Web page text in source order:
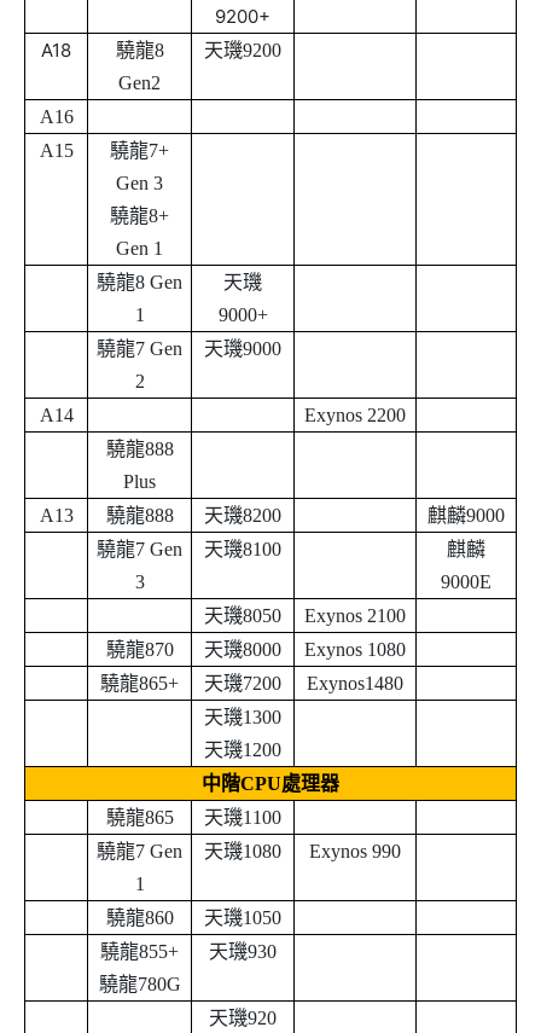
9200+
A18
驍龍8
Gen2
天璣9200
A16
A15
驍龍7+
Gen 3
驍龍8+
Gen 1
驍龍8 Gen
1
天璣
9000+
驍龍7 Gen
2
天璣9000
A14
Exynos 2200
驍龍888
Plus
A13
驍龍888 天璣8200
麒麟9000
驍龍7 Gen
3
天璣8100
麒麟
9000E
天璣8050
Exynos 2100
驍龍870
天璣8000
Exynos 1080
驍龍865+
天璣7200
Exynos1480
天璣1300
天璣1200
中階CPU處理器
驍龍865
天璣1100
驍龍7 Gen
1
天璣1080 Exynos 990
驍龍860
天璣1050
驍龍855+
驍龍780G
天璣930
天璣920